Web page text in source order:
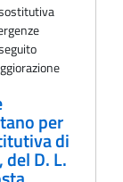
per
di
D. L.